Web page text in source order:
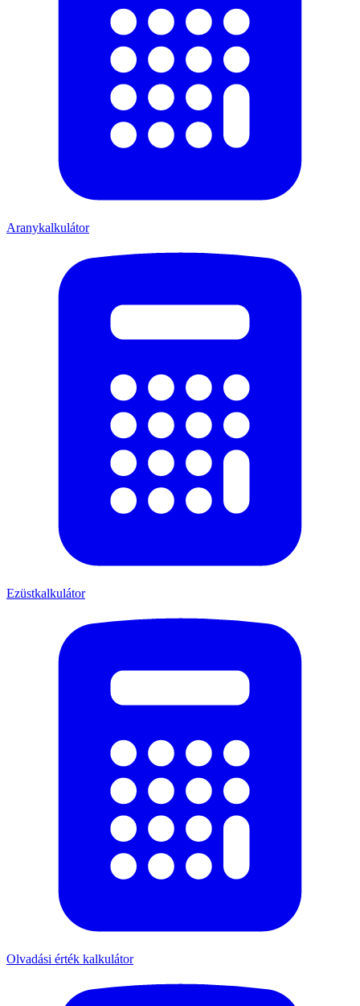
Aranykalkulátor
Ezüstkalkulátor
Olvadási érték kalkulátor